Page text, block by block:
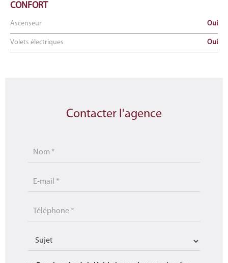
CONFORT
Ascenseur Oui
Volets électriques Oui
Contacter l'agence